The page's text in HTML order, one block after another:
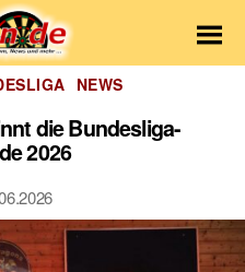
KategorienNEWS
die Bundesliga-
2026